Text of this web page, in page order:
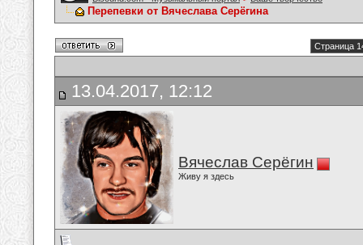
Перепевки от Вячеслава Серёгина
Страница
13.04.2017, 12:12
Вячеслав Серёгин
Живу я здесь